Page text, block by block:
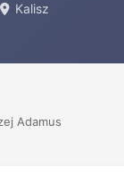
Kalisz
Adamus